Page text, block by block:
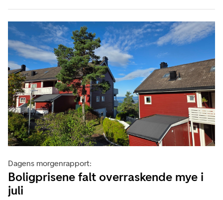
Dagens morgenrapport:
Boligprisene falt overraskende mye i
juli